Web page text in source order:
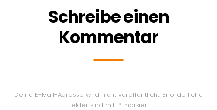
Schreibe einen
Kommentar
Deine E-Mail-Adresse wird nicht veröffentlicht. Erforderliche
Felder sind mit *markiert